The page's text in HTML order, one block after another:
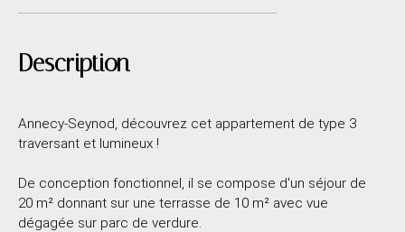
Description
Annecy-Seynod, découvrez cet appartement de type 3
traversant et lumineux !
De conception fonctionnel, il se compose d'un séjour de
20 m² donnant sur une terrasse de 10 m² avec vue
dégagée sur parc de verdure.